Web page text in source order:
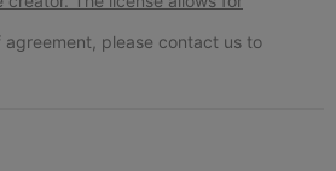
please contact us to